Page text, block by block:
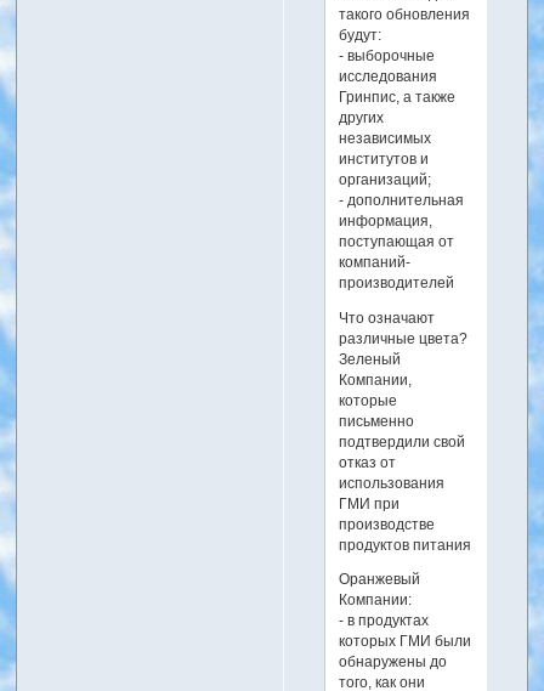
такого обновления
будут:
- выборочные
исследования
Гринпис, а также
других
независимых
институтов и
организаций;
- дополнительная
информация,
поступающая от
компаний-
производителей
Что означают
различные цвета?
Зеленый
Компании,
которые
письменно
подтвердили свой
отказ от
использования
ГМИ при
производстве
продуктов питания
Оранжевый
Компании:
- в продуктах
которых ГМИ были
обнаружены до
того, как они